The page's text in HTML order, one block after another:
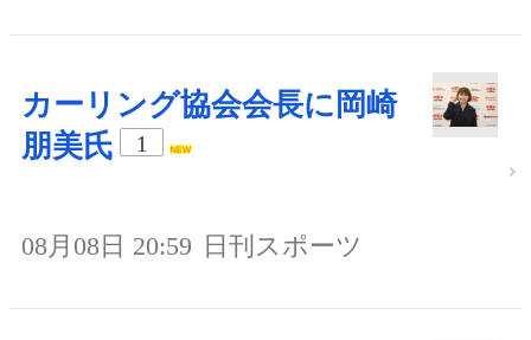
カーリング協会会長に岡崎
朋美氏
1
08月08日 20:59 日刊スポーツ